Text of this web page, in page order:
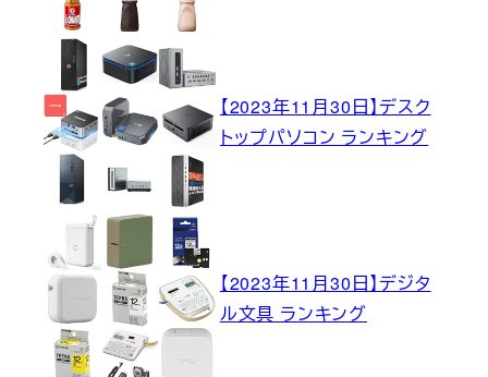
【2023年11月30日】デスク
トップパソコン ランキング
【2023年11月30日】デジタ
ル文具 ランキング